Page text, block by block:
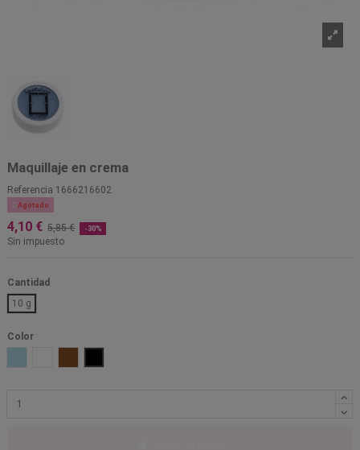
Maquillaje en crema
Referencia 1666216602
 Agotado
4,10 € 5,85 € -30%
Sin impuesto
Cantidad
10 g
Color